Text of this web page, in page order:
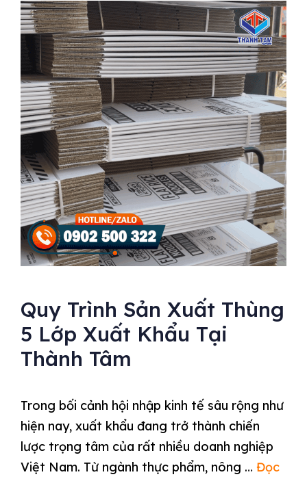
Quy Trình Sản Xuất Thùng
5 Lớp Xuất Khẩu Tại
Thành Tâm
Trong bối cảnh hội nhập kinh tế sâu rộng như
hiện nay, xuất khẩu đang trở thành chiến
lược trọng tâm của rất nhiều doanh nghiệp
Việt Nam. Từ ngành thực phẩm, nông … Đọc